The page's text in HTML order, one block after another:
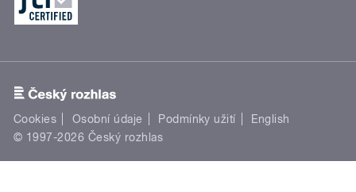
Cookies Osobní údaje Podmínky užití
English
© 1997-2026 Český rozhlas